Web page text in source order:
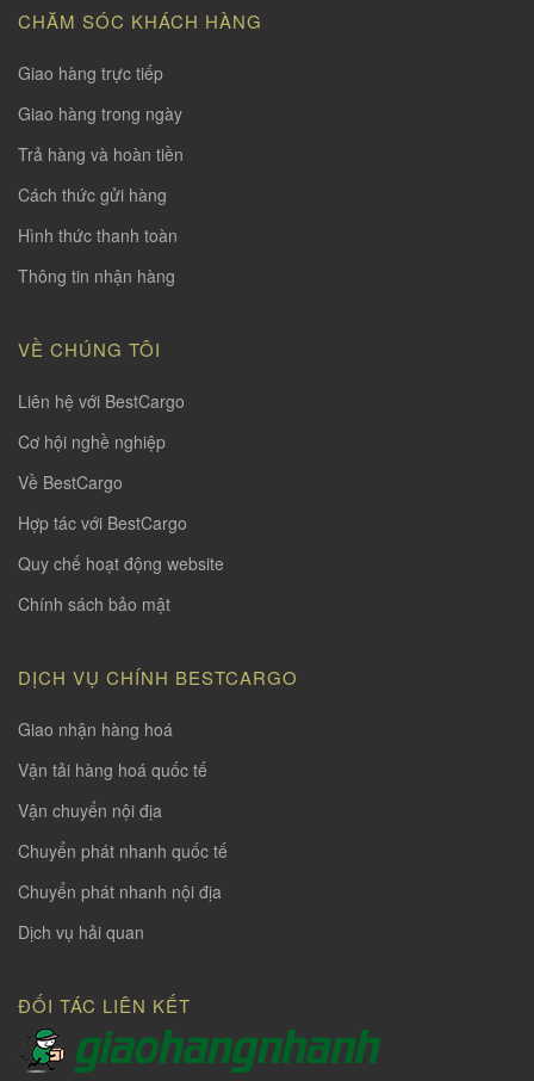
CHĂM SÓC KHÁCH HÀNG
Giao hàng trực tiếp
Giao hàng trong ngày
Trả hàng và hoàn tiền
Cách thức gửi hàng
Hình thức thanh toàn
Thông tin nhận hàng
VỀ CHÚNG TÔI
Liên hệ với BestCargo
Cơ hội nghề nghiệp
Về BestCargo
Hợp tác với BestCargo
Quy chế hoạt động website
Chính sách bảo mật
DỊCH VỤ CHÍNH BESTCARGO
Giao nhận hàng hoá
Vận tải hàng hoá quốc tế
Vận chuyển nội địa
Chuyển phát nhanh quốc tế
Chuyển phát nhanh nội địa
Dịch vụ hải quan
ĐỐI TÁC LIÊN KẾT